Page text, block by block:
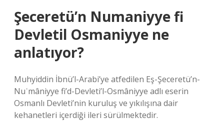
Şeceretü’n Numaniyye fi
Devletil Osmaniyye ne
anlatıyor?
Muhyiddin İbnü’l-Arabi’ye atfedilen Eş-Şeceretü’n-
Nuʿmâniyye fi’d-Devleti’l-Osmâniyye adlı eserin
Osmanlı Devleti’nin kuruluş ve yıkılışına dair
kehanetleri içerdiği ileri sürülmektedir.